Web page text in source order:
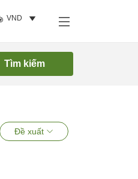
VND
Tìm kiếm
Đề xuất